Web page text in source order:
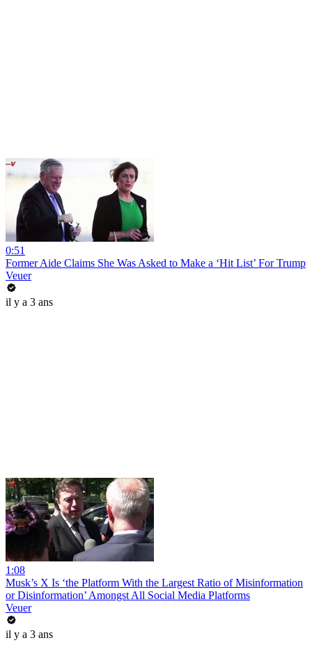
0:51
Former Aide Claims She Was Asked to Make a ‘Hit List’ For Trump
Veuer
il y a 3 ans
1:08
Musk’s X Is ‘the Platform With the Largest Ratio of Misinformation
or Disinformation’ Amongst All Social Media Platforms
Veuer
il y a 3 ans